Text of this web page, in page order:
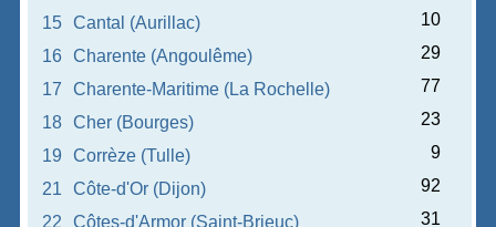
15
Cantal (Aurillac)
10
16
Charente (Angoulême)
29
17
Charente-Maritime (La Rochelle)
77
18
Cher (Bourges)
23
19
Corrèze (Tulle)
9
21
Côte-d'Or (Dijon)
92
22
Côtes-d'Armor (Saint-Brieuc)
31